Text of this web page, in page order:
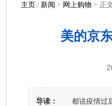
主页 /新闻 > 网上购物 > 正
美的京
导读：
都说疫情过后